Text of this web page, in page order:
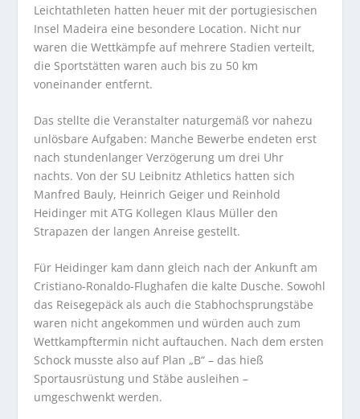
Leichtathleten hatten heuer mit der portugiesischen
Insel Madeira eine besondere Location. Nicht nur
waren die Wettkämpfe auf mehrere Stadien verteilt,
die Sportstätten waren auch bis zu 50 km
voneinander entfernt.
Das stellte die Veranstalter naturgemäß vor nahezu
unlösbare Aufgaben: Manche Bewerbe endeten erst
nach stundenlanger Verzögerung um drei Uhr
nachts. Von der SU Leibnitz Athletics hatten sich
Manfred Bauly, Heinrich Geiger und Reinhold
Heidinger mit ATG Kollegen Klaus Müller den
Strapazen der langen Anreise gestellt.
Für Heidinger kam dann gleich nach der Ankunft am
Cristiano-Ronaldo-Flughafen die kalte Dusche. Sowohl
das Reisegepäck als auch die Stabhochsprungstäbe
waren nicht angekommen und würden auch zum
Wettkampftermin nicht auftauchen. Nach dem ersten
Schock musste also auf Plan „B“ – das hieß
Sportausrüstung und Stäbe ausleihen –
umgeschwenkt werden.